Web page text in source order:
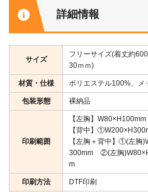
詳細情報
サイズ
フリーサイズ(着丈約
30ｍｍ)
材質・仕様 ポリエステル100%、メ
包装形態 裸納品
印刷範囲
【左胸】W80×H100mm
【背中】
【左胸＋背中】①(左胸
300mm ②(左胸
m
印刷方法 DTF印刷